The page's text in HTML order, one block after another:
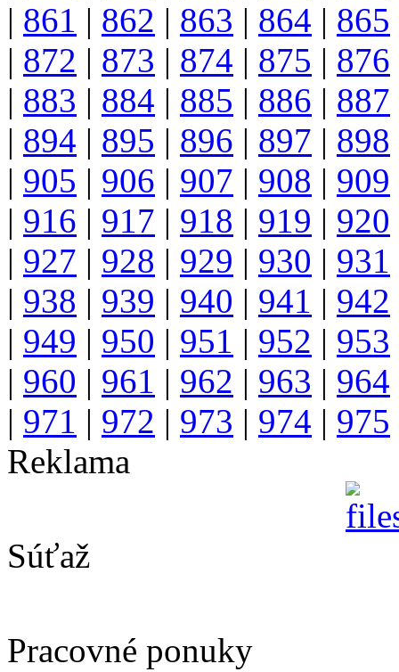
| 861 | 862 | 863 | 864 | 865
| 872 | 873 | 874 | 875 | 876
| 883 | 884 | 885 | 886 | 887
| 894 | 895 | 896 | 897 | 898
| 905 | 906 | 907 | 908 | 909
| 916 | 917 | 918 | 919 | 920
| 927 | 928 | 929 | 930 | 931
| 938 | 939 | 940 | 941 | 942
| 949 | 950 | 951 | 952 | 953
| 960 | 961 | 962 | 963 | 964
| 971 | 972 | 973 | 974 | 975
Reklama
Súťaž
Pracovné ponuky